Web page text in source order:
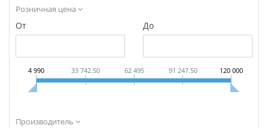
Розничная цена
От До
4 990 33 742.50 62 495 91 247.50 120 000
Производитель